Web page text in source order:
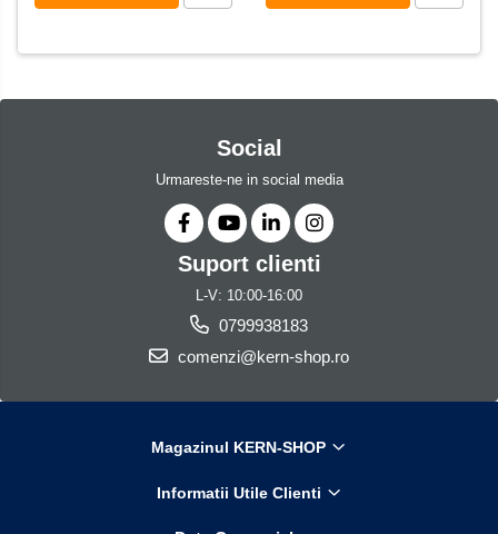
Social
Urmareste-ne in social media
Suport clienti
L-V: 10:00-16:00
0799938183
comenzi@kern-shop.ro
Magazinul KERN-SHOP
Informatii Utile Clienti